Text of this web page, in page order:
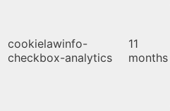
cookielawinfo-
checkbox-analytics
11
months